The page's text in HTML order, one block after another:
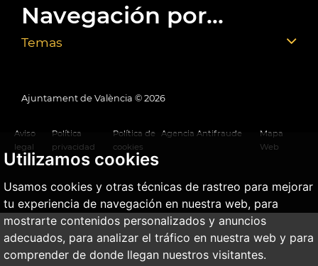
Utilizamos cookies
Usamos cookies y otras técnicas de rastreo para mejorar
tu experiencia de navegación en nuestra web, para
mostrarte contenidos personalizados y anuncios
adecuados, para analizar el tráfico en nuestra web y para
comprender de donde llegan nuestros visitantes.
Navegación por...
Temas
Ajuntament de València © 2026
Aviso
legal
Política
privacidad
Política de
cookies
Agencia Antifraude
Mapa
Web